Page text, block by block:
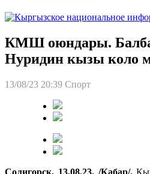
КМШ оюндары.
Нуридин кызы коло
13/08/23 20:39 Спорт
Солигорск, 13.08.23. /Кабар/.